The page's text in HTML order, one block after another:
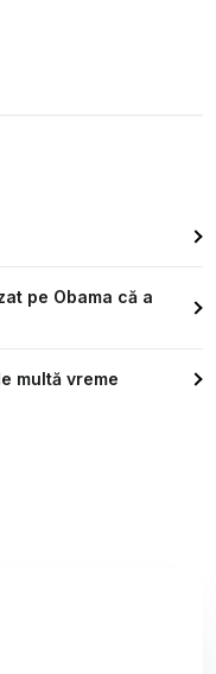
pe Obama că a
multă vreme